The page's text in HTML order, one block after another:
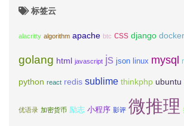
标签云
alacritty algorithm apache btc css django docker
golang html javascript js json linux mysql
python react redis sublime thinkphp ubuntu
优语录 加密货币 励志 小程序 影评 微推理